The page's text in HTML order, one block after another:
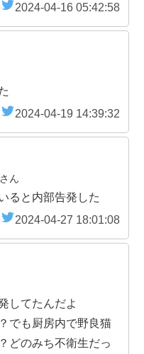
2024-04-16 05:42:58
2024-04-19 14:39:32
さん
ると内部告発した
2024-04-27 18:01:08
してたんだよ
でも厨房内で野良猫
どのみち不衛生だっ